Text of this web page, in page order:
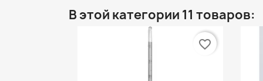
В этой категории 11 товаров:
favorite_border